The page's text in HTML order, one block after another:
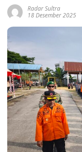
Radar Sultra
18 Desember 2025